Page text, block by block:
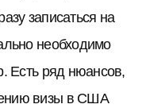
записаться на
необходимо
Есть ряд нюансов,
визы в США